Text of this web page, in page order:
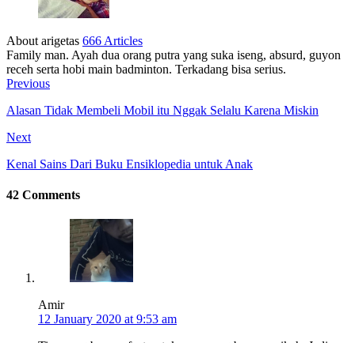
About arigetas 666 Articles
Family man. Ayah dua orang putra yang suka iseng, absurd, guyon
receh serta hobi main badminton. Terkadang bisa serius.
Previous
Alasan Tidak Membeli Mobil itu Nggak Selalu Karena Miskin
Next
Kenal Sains Dari Buku Ensiklopedia untuk Anak
42 Comments
Amir
12 January 2020 at 9:53 am